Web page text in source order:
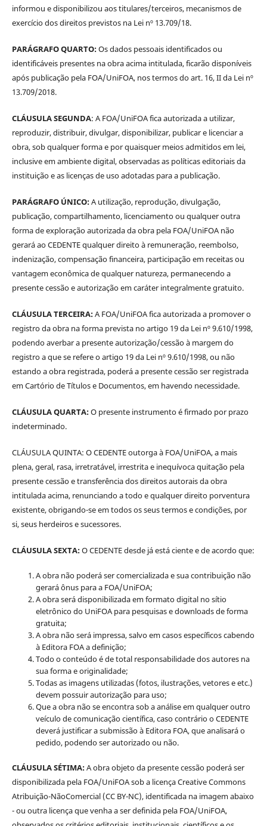
informou e disponibilizou aos titulares/terceiros, mecanismos de
exercício dos direitos previstos na Lei nº 13.709/18.
PARÁGRAFO QUARTO:Os dados pessoais identificados ou
identificáveis presentes na obra acima intitulada, ficarão disponíveis
após publicação pela FOA/UniFOA, nos termos do art. 16, II da Lei nº
13.709/2018.
CLÁUSULA SEGUNDA: A FOA/UniFOA fica autorizada a utilizar,
reproduzir, distribuir, divulgar, disponibilizar, publicar e licenciar a
obra, sob qualquer forma e por quaisquer meios admitidos em lei,
inclusive em ambiente digital, observadas as políticas editoriais da
instituição e as licenças de uso adotadas para a publicação.
PARÁGRAFO ÚNICO:A utilização, reprodução, divulgação,
publicação, compartilhamento, licenciamento ou qualquer outra
forma de exploração autorizada da obra pela FOA/UniFOA não
gerará ao CEDENTE qualquer direito à remuneração, reembolso,
indenização, compensação financeira, participação em receitas ou
vantagem econômica de qualquer natureza, permanecendo a
presente cessão e autorização em caráter integralmente gratuito.
CLÁUSULA TERCEIRA:A FOA/UniFOA fica autorizada a promover o
registro da obra na forma prevista no artigo 19 da Lei nº 9.610/1998,
podendo averbar a presente autorização/cessão à margem do
registro a que se refere o artigo 19 da Lei nº 9.610/1998, ou não
estando a obra registrada, poderá a presente cessão ser registrada
em Cartório de Títulos e Documentos, em havendo necessidade.
CLÁUSULA QUARTA:O presente instrumento é firmado por prazo
indeterminado.
CLÁUSULA QUINTA: O CEDENTE outorga à FOA/UniFOA, a mais
plena, geral, rasa, irretratável, irrestrita e inequívoca quitação pela
presente cessão e transferência dos direitos autorais da obra
intitulada acima, renunciando a todo e qualquer direito porventura
existente, obrigando-se em todos os seus termos e condições, por
si, seus herdeiros e sucessores.
CLÁUSULA SEXTA:O CEDENTE desde já está ciente e de acordo que:
A obra não poderá ser comercializada e sua contribuição não
gerará ônus para a FOA/UniFOA;
A obra será disponibilizada em formato digital no sítio
eletrônico do UniFOA para pesquisas e downloads de forma
gratuita;
A obra não será impressa, salvo em casos específicos cabendo
à Editora FOA a definição;
Todo o conteúdo é de total responsabilidade dos autores na
sua forma e originalidade;
Todas as imagens utilizadas (fotos, ilustrações, vetores e etc.)
devem possuir autorização para uso;
Que a obra não se encontra sob a análise em qualquer outro
veículo de comunicação científica, caso contrário o CEDENTE
deverá justificar a submissão à Editora FOA, que analisará o
pedido, podendo ser autorizado ou não.
CLÁUSULA SÉTIMA:A obra objeto da presente cessão poderá ser
disponibilizada pela FOA/UniFOA sob a licença Creative Commons
Atribuição-NãoComercial (CC BY-NC), identificada na imagem abaixo
- ou outra licença que venha a ser definida pela FOA/UniFOA,